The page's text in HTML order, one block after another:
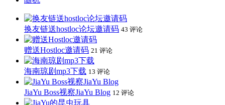
换友链送hostloc论坛邀请码 43 评论
赠送Hostloc邀请码 21 评论
海南琼剧mp3下载 13 评论
JiaYu Boss视察JiaYu Blog 12 评论